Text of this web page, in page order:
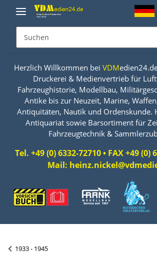
Herzlich Willkommen bei VDM
Druckerei & Medienvertrieb für
Fahrzeughistorie, Modellbau,
Antike bis zur Neuzeit, Marine,
Antiquitäten, Nautik und Ordenskunde.
Antiquariat sowie Barsortiment für
Fahrzeugtechnik &
Tel. +49 (0) 6332-72710 • FAX +49 (0)
Mail:
1933 - 1945